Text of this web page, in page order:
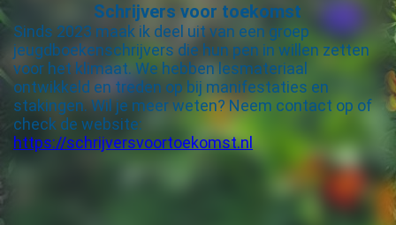
Schrijvers voor toekomst
Sinds 2023 maak ik deel uit van een groep
jeugdboekenschrijvers die hun pen in willen zetten
voor het klimaat. We hebben lesmateriaal
ontwikkeld en treden op bij manifestaties en
stakingen. Wil je meer weten? Neem contact op of
check de website:
https://schrijversvoortoekomst.nl